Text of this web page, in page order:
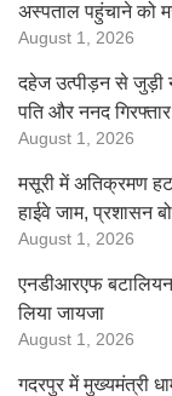
अस्पताल पहुंचाने को
August 1, 2026
दहेज उत्पीड़न से जुड़ी
पति और ननद गिरफ्तार
August 1, 2026
मसूरी में अतिक्रमण
हाईवे जाम, प्रशासन
August 1, 2026
एनडीआरएफ बटालियन
लिया जायजा
August 1, 2026
गदरपुर में मुख्यमंत्री